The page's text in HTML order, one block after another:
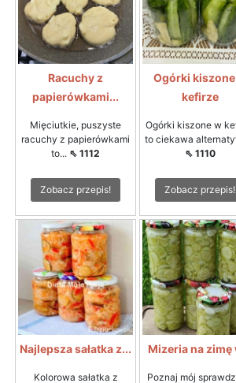
Racuchy z
papierówkami...
Mięciutkie, puszyste
racuchy z papierówkami
to... ⇖ 1112
Zobacz przepis!
Ogórki
kefirze
Ogórki kiszone w
to ciekawa
⇖ 1110
Zobacz przepis!
Najlepsza sałatka z...
Kolorowa sałatka z
Mizeria na zimę
Poznaj mój